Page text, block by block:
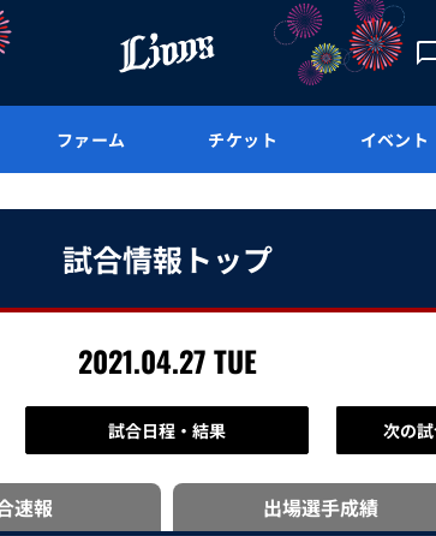
ファーム チケット イベント
試合情報トップ
2021.04.27 TUE
試合日程・結果 次の
速報 出場選手成績